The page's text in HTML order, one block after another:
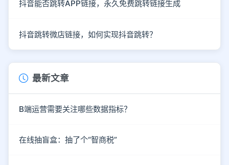
抖音能否跳转APP链接，永久免费跳转链接生成
抖音跳转微店链接，如何实现抖音跳转？
最新文章
B端运营需要关注哪些数据指标？
在线抽盲盒：抽了个“智商税”